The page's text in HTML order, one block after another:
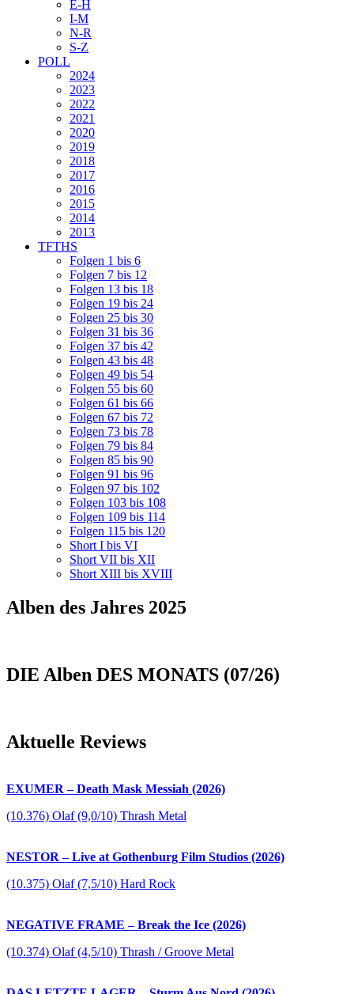
E-H
I-M
N-R
S-Z
POLL
2024
2023
2022
2021
2020
2019
2018
2017
2016
2015
2014
2013
TFTHS
Folgen 1 bis 6
Folgen 7 bis 12
Folgen 13 bis 18
Folgen 19 bis 24
Folgen 25 bis 30
Folgen 31 bis 36
Folgen 37 bis 42
Folgen 43 bis 48
Folgen 49 bis 54
Folgen 55 bis 60
Folgen 61 bis 66
Folgen 67 bis 72
Folgen 73 bis 78
Folgen 79 bis 84
Folgen 85 bis 90
Folgen 91 bis 96
Folgen 97 bis 102
Folgen 103 bis 108
Folgen 109 bis 114
Folgen 115 bis 120
Short I bis VI
Short VII bis XII
Short XIII bis XVIII
Alben des Jahres 2025
DIE Alben DES MONATS (07/26)
Aktuelle Reviews
EXUMER – Death Mask Messiah (2026)
(10.376) Olaf (9,0/10) Thrash Metal
NESTOR – Live at Gothenburg Film Studios (2026)
(10.375) Olaf (7,5/10) Hard Rock
NEGATIVE FRAME – Break the Ice (2026)
(10.374) Olaf (4,5/10) Thrash / Groove Metal